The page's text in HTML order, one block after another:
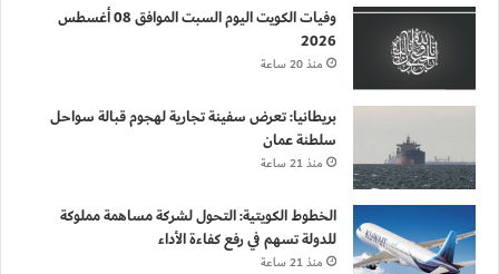
وفيات الكويت اليوم السبت الموافق 08 أغسطس
2026
منذ 20 ساعة
بريطانيا: تعرض سفينة تجارية لهجوم قبالة سواحل
سلطنة عمان
منذ 21 ساعة
الخطوط الكويتية: التحول لشركة مساهمة مملوكة
للدولة تسهم في رفع كفاءة الأداء
منذ 21 ساعة